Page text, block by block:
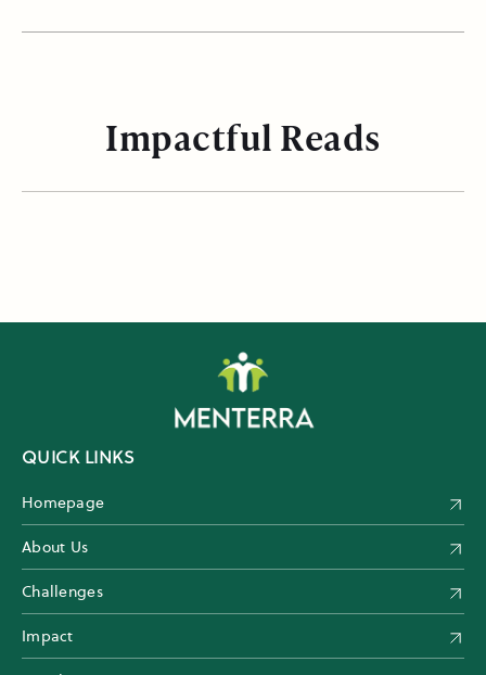
Impactful Reads
QUICK LINKS
Homepage
About Us
Challenges
Impact